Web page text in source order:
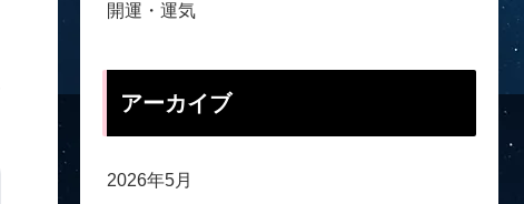
開運・運気
アーカイブ
2026年5月